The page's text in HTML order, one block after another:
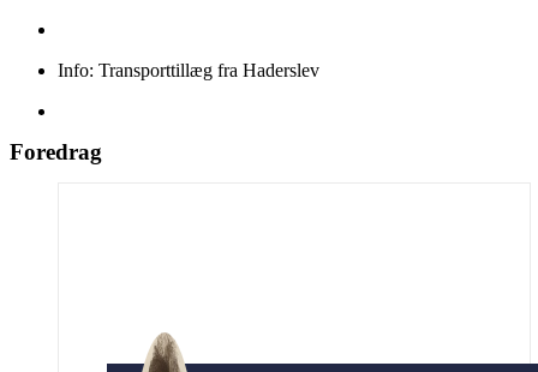
Info: Transporttillæg fra Haderslev
Foredrag